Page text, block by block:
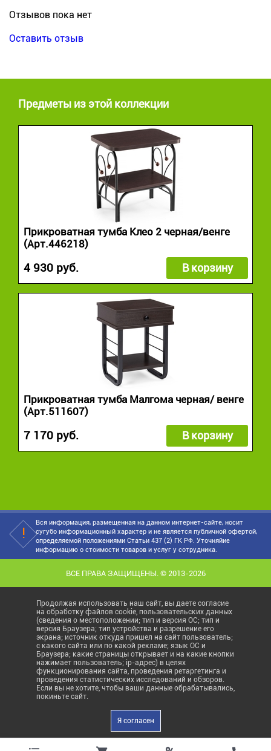
Отзывов пока нет
Оставить отзыв
Предметы из этой коллекции
Прикроватная тумба Клео 2 черная/венге
(Арт.446218)
4 930 руб. В корзину
Прикроватная тумба Малгома черная/ венге
(Арт.511607)
7 170 руб. В корзину
Вся информация, размещенная на данном интернет-сайте, носит
сугубо информационный характер и не является публичной офертой,
определяемой положениями Статьи 437 (2) ГК РФ. Уточняйие
информацию о стоимости товаров и услуг у сотрудника.
ВСЕ ПРАВА ЗАЩИЩЕНЫ. © 2013-2026
Продолжая использовать наш сайт, вы даете согласие
на обработку файлов cookie, пользовательских данных
(сведения о местоположении; тип и версия ОС; тип и
версия Браузера; тип устройства и разрешение его
экрана; источник откуда пришел на сайт пользователь;
с какого сайта или по какой рекламе; язык ОС и
Браузера; какие страницы открывает и на какие кнопки
нажимает пользователь; ip-адрес) в целях
функционирования сайта, проведения ретаргетинга и
проведения статистических исследований и обзоров.
Если вы не хотите, чтобы ваши данные обрабатывались,
покиньте сайт.
Я согласен